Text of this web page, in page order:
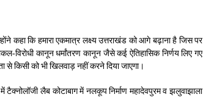
कहा कि हमारा एकमात्र लक्ष्य उत्तराखंड को आगे बढ़ाना है जिस पर
कानून धर्मांतरण कानून जैसे कई ऐतिहासिक निर्णय लिए गए
किसी को भी खिलवाड़ नहीं करने दिया जाएगा।
टैक्नोलॉजी लैब कोटाबाग में नलकूप निर्माण महादेवपुरम व झलुवाझाला